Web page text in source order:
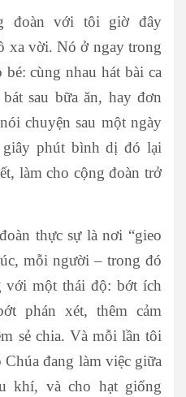
đoàn với tôi giờ đây
xa vời. Nó ở ngay trong
cùng nhau hát bài ca
sau bữa ăn, hay đơn
chuyện sau một ngày
phút bình dị đó lại
làm cho cộng đoàn trở
thực sự là nơi “gieo
mỗi người – trong đó
với một thái độ: bớt ích
phán xét, thêm cảm
sẻ chia. Và mỗi lần tôi
đang làm việc giữa
khí, và cho hạt giống